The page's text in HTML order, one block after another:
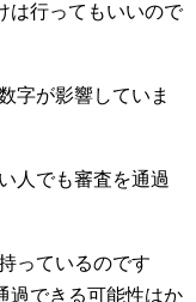
は行ってもいいので
字が影響していま
人でも審査を通過
っているのです
過できる可能性はか